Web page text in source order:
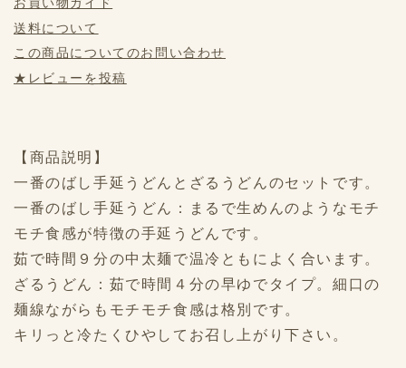
お買い物ガイド
送料について
この商品についてのお問い合わせ
★レビューを投稿
【商品説明】
一番のばし手延うどんとざるうどんのセットです。
一番のばし手延うどん：まるで生めんのようなモチ
モチ食感が特徴の手延うどんです。
茹で時間９分の中太麺で温冷ともによく合います。
ざるうどん：茹で時間４分の早ゆでタイプ。細口の
麺線ながらもモチモチ食感は格別です。
キリっと冷たくひやしてお召し上がり下さい。